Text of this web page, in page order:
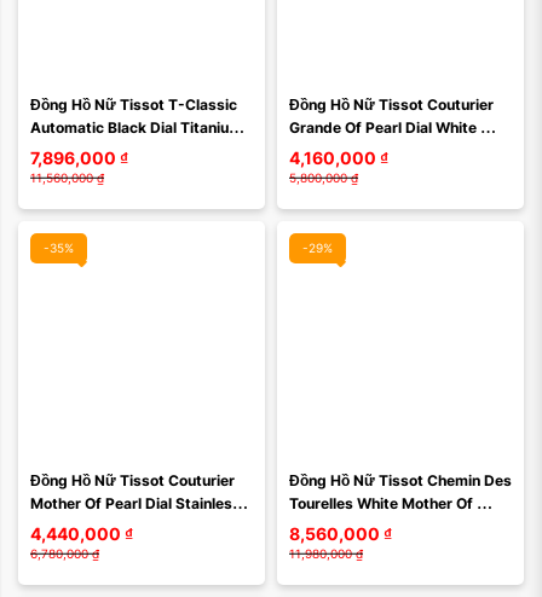
Đồng Hồ Nữ Tissot T-Classic
Automatic Black Dial Titanium
Ladies T087.207.44.057.00
Màu Bạc
7,896,000 ₫
11,560,000 ₫
Đồng Hồ Nữ Tissot Couturier
Grande Of Pearl Dial White
Leather T0352461611100 Màu
Trắng Bạc
4,160,000 ₫
5,800,000 ₫
-35%
Xóa
Đồng Hồ Nữ Tissot Couturier
Mother Of Pearl Dial Stainless
Steel T035.246.11.111.00 ...
4,440,000 ₫
6,780,000 ₫
-29%
Xóa
Đồng Hồ Nữ Tissot Chemin Des
Tourelles White Mother Of
Pearl Ladies Watch
T099.207.11.113.00 Màu Bạc
8,560,000 ₫
11,980,000 ₫
Xóa Xóa